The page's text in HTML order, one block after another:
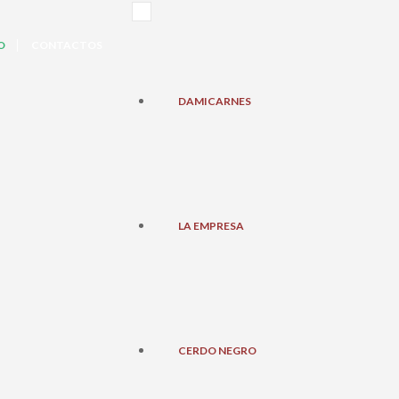
DAMICARNES
LA EMPRESA
CERDO NEGRO